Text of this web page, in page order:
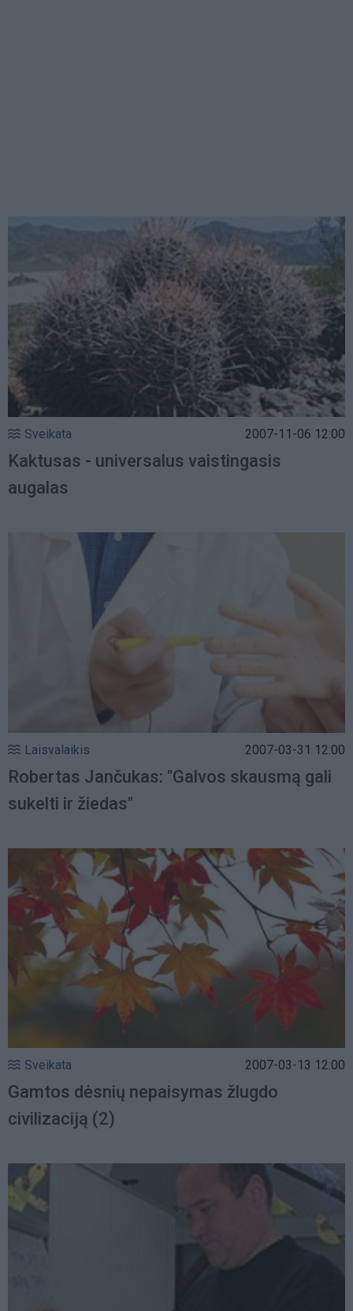
Sveikata 2007-11-06 12:00
Kaktusas - universalus vaistingasis
augalas
Laisvalaikis 2007-03-31 12:00
Robertas Jančukas: "Galvos skausmą gali
sukelti ir žiedas"
Sveikata 2007-03-13 12:00
Gamtos dėsnių nepaisymas žlugdo
civilizaciją (2)